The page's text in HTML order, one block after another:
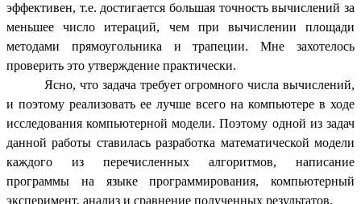
эффективен, т.е. достигается большая точность вычислений за
меньшее число итераций, чем при вычислении площади
методами прямоугольника и трапеции. Мне захотелось
проверить это утверждение практически.
Ясно, что задача требует огромного числа вычислений,
и поэтому реализовать ее лучше всего на компьютере в ходе
исследования компьютерной модели. Поэтому одной из задач
данной работы ставилась разработка математической модели
каждого из перечисленных алгоритмов, написание
программы на языке программирования, компьютерный
эксперимент, анализ и сравнение полученных результатов.